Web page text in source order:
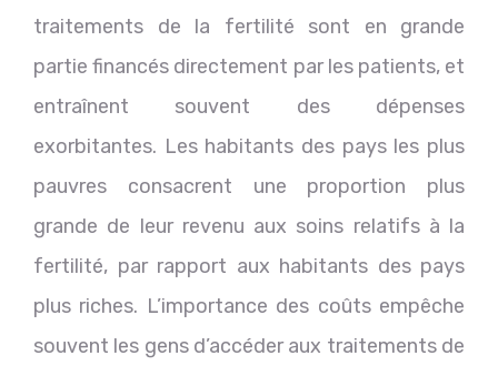
traitements de la fertilité sont en grande
partie financés directement par les patients, et
entraînent souvent des dépenses
exorbitantes. Les habitants des pays les plus
pauvres consacrent une proportion plus
grande de leur revenu aux soins relatifs à la
fertilité, par rapport aux habitants des pays
plus riches. L’importance des coûts empêche
souvent les gens d’accéder aux traitements de